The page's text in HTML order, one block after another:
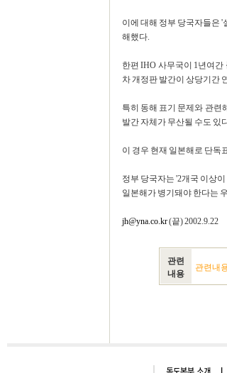
이에 대해 정부 당국자들은
해했다.
한편 IHO 사무국이 1년여
차 개정판 발간이 상당기간
특히 동해 표기 문제와 관련
발간 자체가 무산될 수도 있
이 경우 현재 일본해로 단독
정부 당국자는 '2개국 이상
일본해가 병기돼야 한다는
jh@yna.co.kr(끝) 2002.9.22
관련
내용
관련내